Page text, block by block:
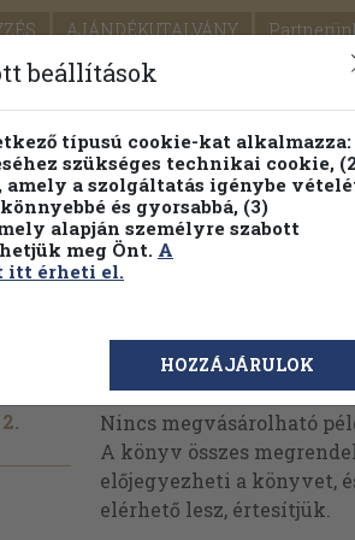
AJÁNDÉKUTALVÁNY
SEGÍTSÉG
FENNTARTHATÓ
kereső Témaköri fa
Megvásárolható
Nincs megvásárolható
A könyv összes
előjegyezheti a könyvet,
elérhető lesz, értesítjük.
beállítások
típusú cookie-kat alkalmazza:
szükséges technikai cookie,
a szolgáltatás igénybe
és gyorsabbá, (3)
alapján személyre szabott
meg Önt. A
itt érheti el.
HOZZÁJÁRULOK